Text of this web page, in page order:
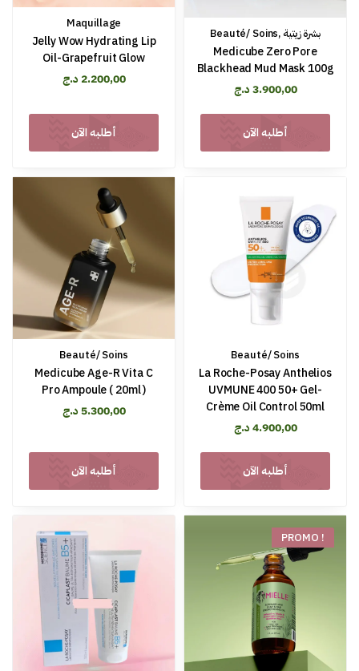
Maquillage
Jelly Wow Hydrating Lip
Oil-Grapefruit Glow
2.200,00 د.ج
أطلبه الآن
Beauté/ Soins, بشرة زيتية
Medicube Zero Pore
Blackhead Mud Mask 100g
3.900,00د.ج
أطلبه الآن
Beauté/ Soins
Medicube Age-R Vita C
Pro Ampoule ( 20ml )
5.300,00د.ج
أطلبه الآن
Beauté/ Soins
La Roche-Posay Anthelios
UVMUNE 400 50+ Gel-
Crème Oil Control 50ml
4.900,00د.ج
أطلبه الآن
PROMO !